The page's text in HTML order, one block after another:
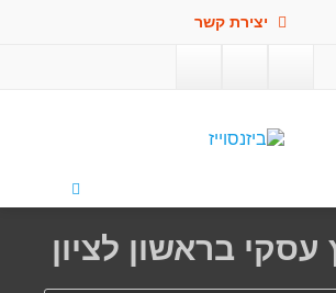
יצירת קשר
עסקי בראשון לציון